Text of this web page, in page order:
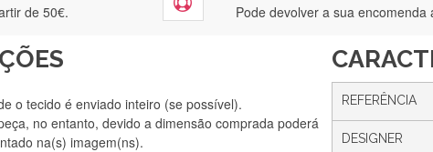
de 50€. Pode devolver a sua encomenda
o tecido é enviado inteiro (se possível).
no entanto, devido a dimensão comprada poderá
na(s) imagem(ns).
REFERÊNCIA
DESIGNER
Silvia Lopes
Encomenda direitinha. Rapidez e segurança.